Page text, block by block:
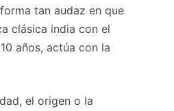
tan audaz en que
clásica india con el
años, actúa con la
el origen o la